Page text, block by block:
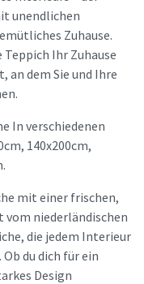
unendlichen
Zuhause.
Ihr Zuhause
an dem Sie und Ihre
In verschiedenen
140x200cm,
mit einer frischen,
niederländischen
die jedem Interieur
du dich für ein
Design